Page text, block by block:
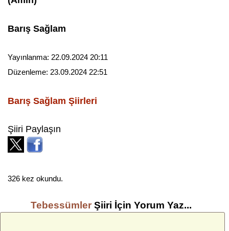
Barış Sağlam
Yayınlanma: 22.09.2024 20:11
Düzenleme: 23.09.2024 22:51
Barış Sağlam Şiirleri
Şiiri Paylaşın
326 kez okundu.
TebessümlerŞiiri İçin Yorum Yaz...